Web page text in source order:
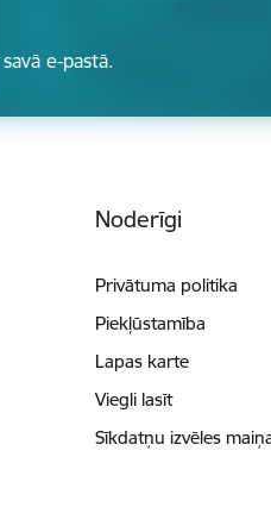
e-pastā.
Noderīgi
Privātuma politika
Piekļūstamība
Lapas karte
Viegli lasīt
Sīkdatņu izvēles